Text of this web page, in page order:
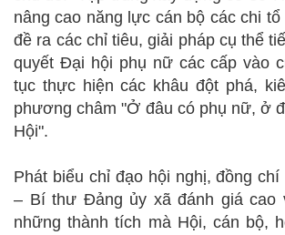
nâng cao năng lực cán bộ các chi
đề ra các chỉ tiêu, giải pháp cụ thể
quyết Đại hội phụ nữ các cấp vào
tục thực hiện các khâu đột phá,
phương châm "Ở đâu có phụ nữ, ở
Hội".
Phát biểu chỉ đạo hội nghị, đồng
– Bí thư Đảng ủy xã đánh giá cao
những thành tích mà Hội, cán bộ,